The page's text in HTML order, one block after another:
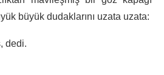
büyük dudaklarını uzata uzata:
dedi.